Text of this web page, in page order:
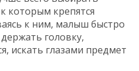
которым крепятся
к ним, малыш быстро
головку,
искать глазами предмет